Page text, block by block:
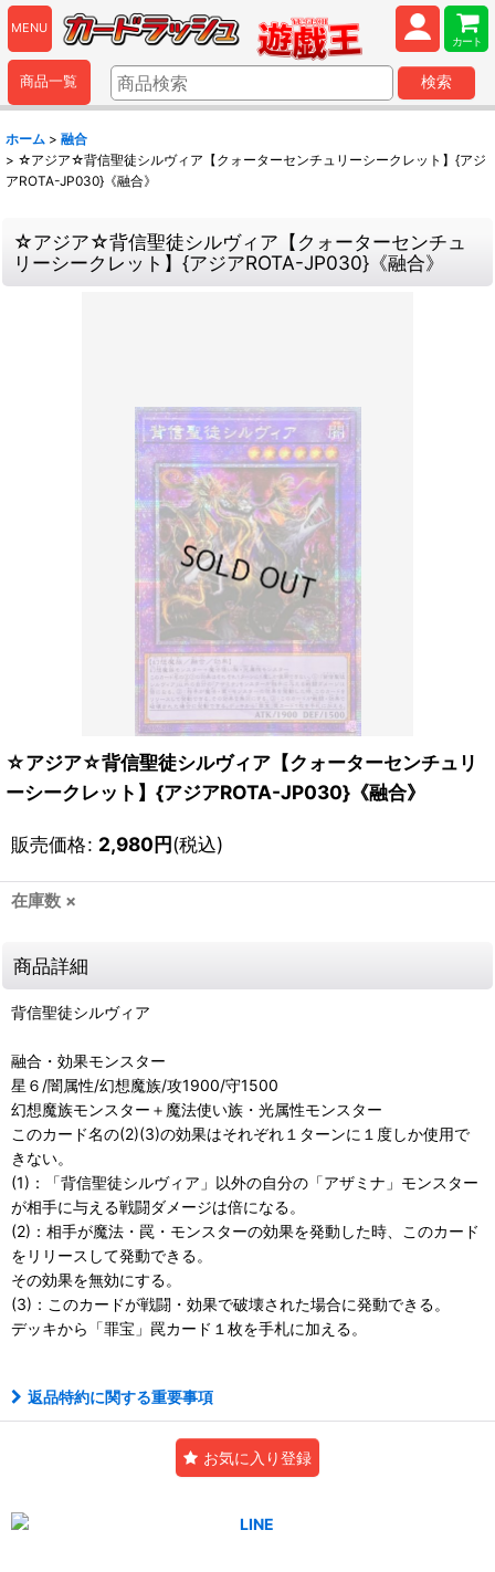
MENU
カート
商品一覧 検索
ホーム > 融合
> ☆アジア☆背信聖徒シルヴィア【クォーターセンチュリーシークレット】{アジ
アROTA-JP030}《融合》
☆アジア☆背信聖徒シルヴィア【クォーターセンチュ
リーシークレット】{アジアROTA-JP030}《融合》
☆アジア☆背信聖徒シルヴィア【クォーターセンチュリ
ーシークレット】{アジアROTA-JP030}《融合》
販売価格: 2,980円(税込)
在庫数 ×
商品詳細
背信聖徒シルヴィア
融合・効果モンスター
星６/闇属性/幻想魔族/攻1900/守1500
幻想魔族モンスター＋魔法使い族・光属性モンスター
このカード名の(2)(3)の効果はそれぞれ１ターンに１度しか使用で
きない。
(1)：「背信聖徒シルヴィア」以外の自分の「アザミナ」モンスター
が相手に与える戦闘ダメージは倍になる。
(2)：相手が魔法・罠・モンスターの効果を発動した時、このカード
をリリースして発動できる。
その効果を無効にする。
(3)：このカードが戦闘・効果で破壊された場合に発動できる。
デッキから「罪宝」罠カード１枚を手札に加える。
返品特約に関する重要事項
お気に入り登録